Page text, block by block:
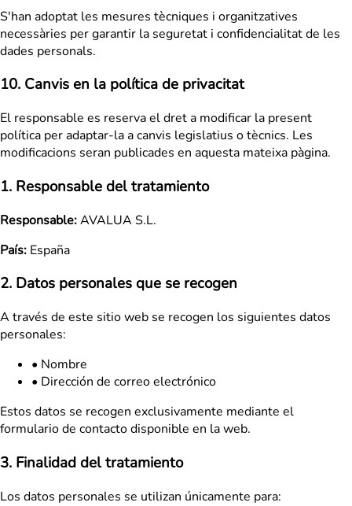
S'han adoptat les mesures tècniques i organitzatives
necessàries per garantir la seguretat i confidencialitat de les
dades personals.
10. Canvis en la política de privacitat
El responsable es reserva el dret a modificar la present
política per adaptar-la a canvis legislatius o tècnics. Les
modificacions seran publicades en aquesta mateixa pàgina.
1. Responsable del tratamiento
Responsable:AVALUA S.L.
País: España
2. Datos personales que se recogen
A través de este sitio web se recogen los siguientes datos
personales:
• Nombre
• Dirección de correo electrónico
Estos datos se recogen exclusivamente mediante el
formulario de contacto disponible en la web.
3. Finalidad del tratamiento
Los datos personales se utilizan únicamente para: